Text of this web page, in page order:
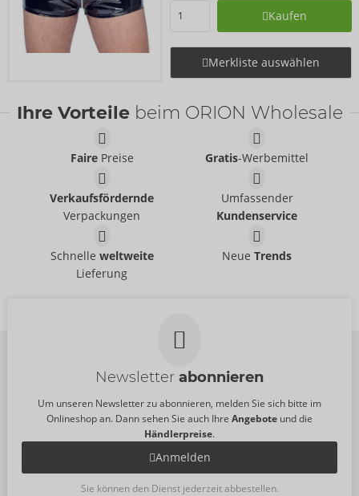
Kaufen
Merkliste auswählen
Ihre Vorteile beim ORION Wholesale
FairePreise Gratis-Werbemittel
Verkaufsfördernde
Verpackungen
Umfassender
Kundenservice
Schnelle weltweite
Lieferung
NeueTrends
Newsletter abonnieren
Um unseren Newsletter zu abonnieren, melden Sie sich bitte im
Onlineshop an. Dann sehen Sie auch Ihre Angebote und die
Händlerpreise.
Anmelden
Sie können den Dienst jederzeit abbestellen.